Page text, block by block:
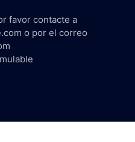
favor contacte a
o por el correo